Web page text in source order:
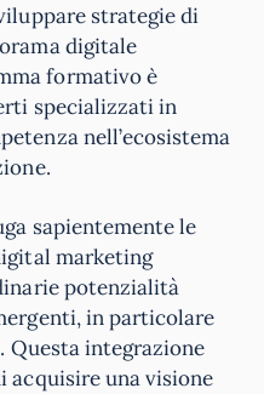
strategie di
digitale
formativo è
specializzati in
nell’ecosistema
sapientemente le
marketing
potenzialità
in particolare
Questa integrazione
una visione